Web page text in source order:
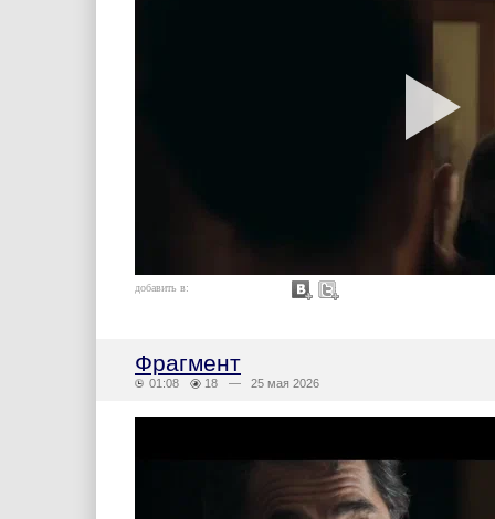
добавить в:
Фрагмент
01:08 18 — 25 мая 2026